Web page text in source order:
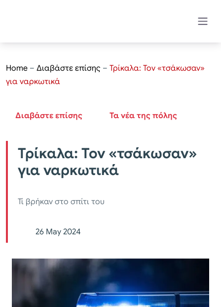
Home – Διαβάστε επίσης – Τρίκαλα: Τον «τσάκωσαν»
για ναρκωτικά
Διαβάστε επίσης Τα νέα της πόλης
Τρίκαλα: Τον «τσάκωσαν»
για ναρκωτικά
Τί βρήκαν στο σπίτι του
26 May 2024